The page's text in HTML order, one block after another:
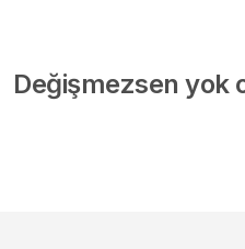
Değişmezsen yok